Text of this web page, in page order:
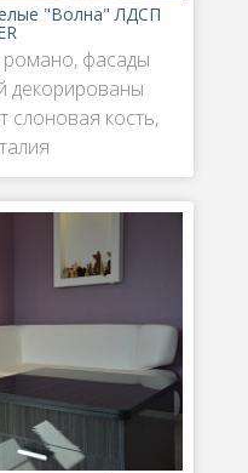
"Волна" ЛДСП
фасады
декорированы
слоновая кость,